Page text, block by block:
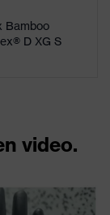
Bamboo
D XG S
video.